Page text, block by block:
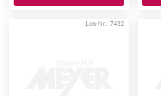
Los-Nr.: 7432